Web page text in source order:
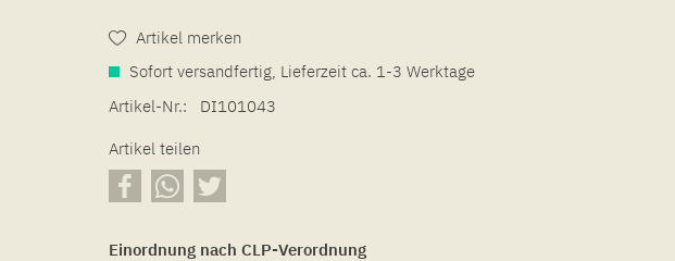
Artikel merken
Sofort versandfertig, Lieferzeit ca. 1-3 Werktage
Artikel-Nr.:
DI101043
Artikel teilen
Einordnung nach CLP-Verordnung